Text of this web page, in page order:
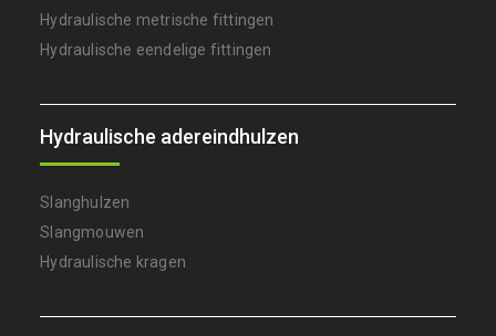
Hydraulische metrische fittingen
Hydraulische eendelige fittingen
Hydraulische adereindhulzen
Slanghulzen
Slangmouwen
Hydraulische kragen